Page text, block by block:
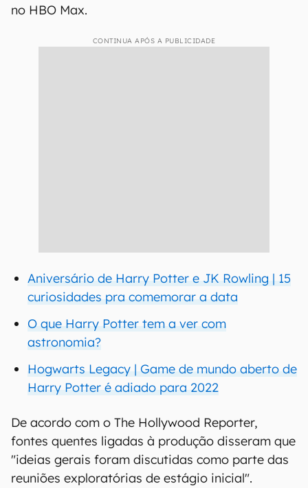
no HBO Max.
CONTINUA APÓS A PUBLICIDADE
Aniversário de Harry Potter e JK Rowling | 15
curiosidades pra comemorar a data
O que Harry Potter tem a ver com
astronomia?
Hogwarts Legacy | Game de mundo aberto de
Harry Potter é adiado para 2022
De acordo com o The Hollywood Reporter,
fontes quentes ligadas à produção disseram que
"ideias gerais foram discutidas como parte das
reuniões exploratórias de estágio inicial".